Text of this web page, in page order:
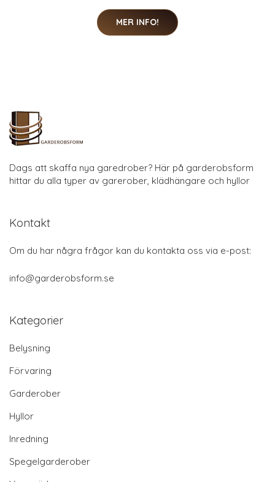
MER INFO!
Dags att skaffa nya garedrober? Här på garderobsform
hittar du alla typer av garerober, klädhängare och hyllor
Kontakt
Om du har några frågor kan du kontakta oss via e-post:
info@garderobsform.se
Kategorier
Belysning
Förvaring
Garderober
Hyllor
Inredning
Spegelgarderober